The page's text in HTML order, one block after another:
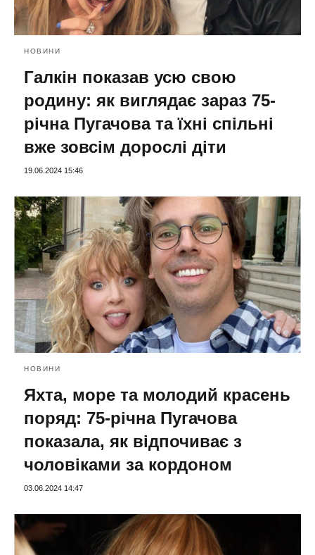
НОВИНИ
Галкін показав усю свою
родину: як виглядає зараз 75-
річна Пугачова та їхні спільні
вже зовсім дорослі діти
19.06.2024 15:46
НОВИНИ
Яхта, море та молодий красень
поряд: 75-річна Пугачова
показала, як відпочиває з
чоловіками за кордоном
03.06.2024 14:47